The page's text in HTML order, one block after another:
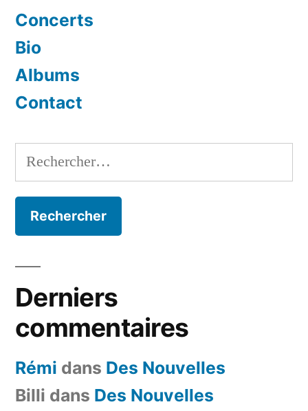
Concerts
Bio
Albums
Contact
Rechercher :
Derniers
commentaires
Rémi dans Des Nouvelles
Billi dans Des Nouvelles